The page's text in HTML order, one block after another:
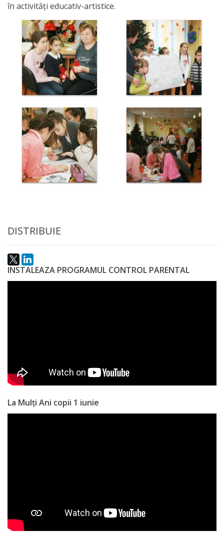
Invitații
de
participare
Planuri
de
achiziții
Anticorupție
Știri
și
Acte
și
regulamente
Acte
interne
Informații
utile
în activități educativ-artistice.
DISTRIBUIE
INSTALEAZA PROGRAMUL CONTROL PARENTAL
La Mulți Ani copii 1 iunie